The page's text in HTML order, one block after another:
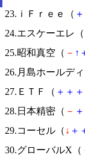
23.ｉＦｒｅｅ（ ＋
24.エスケーエレ（
25.昭和真空（ － ↑
26.月島ホールデ
27.ＥＴＦ（ ＋ ＋ ＋
28.日本精密（ － ＋
29.コーセル（ ↓ ＋
30.グローバルX（